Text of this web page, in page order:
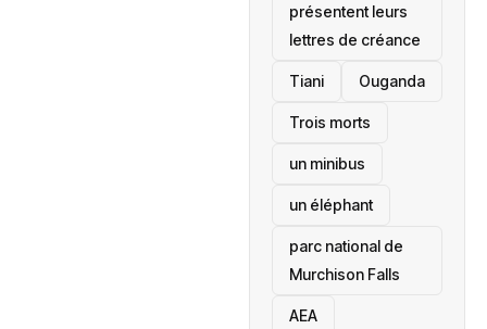
présentent leurs
lettres de créance
Tiani ‎Ouganda
Trois morts
un minibus
un éléphant
parc national de
Murchison Falls
AEA